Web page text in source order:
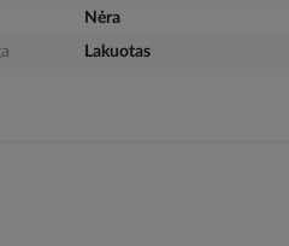
Nėra
Lakuotas